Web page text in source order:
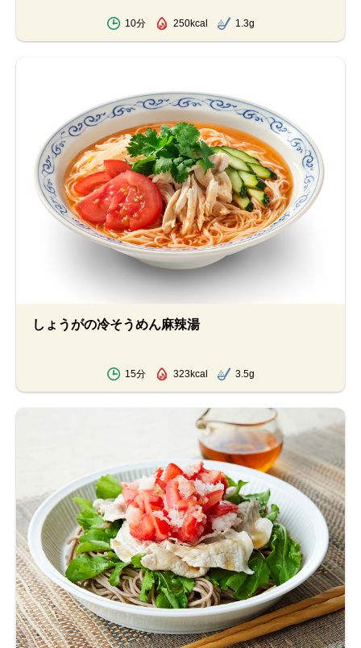
10分 250kcal 1.3g
しょうがの冷そうめん麻辣湯
15分 323kcal 3.5g